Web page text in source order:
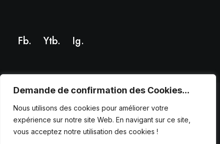
Demande de confirmation des Cookies...
Nous utilisons des cookies pour améliorer votre
expérience sur notre site Web. En navigant sur ce site,
vous acceptez notre utilisation des cookies !
Fb. Ytb. Ig.
© 2025 – Tous droits réservés. Création par wapix.be